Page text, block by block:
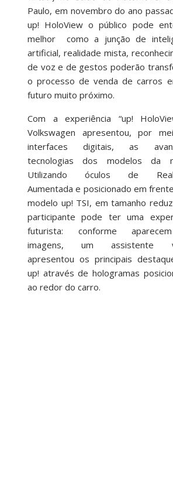
Paulo, em novembro do ano
up! HoloView o público pode
melhor como a junção de
artificial, realidade mista,
de voz e de gestos poderão
o processo de venda de carros
futuro muito próximo.
Com a experiência “up!
Volkswagen apresentou, por
interfaces digitais, as
tecnologias dos modelos da
Utilizando óculos de
Aumentada e posicionado em
modelo up! TSI, em tamanho
participante pode ter uma
futurista: conforme
imagens, um assistente
apresentou os principais
up! através de hologramas
ao redor do carro.